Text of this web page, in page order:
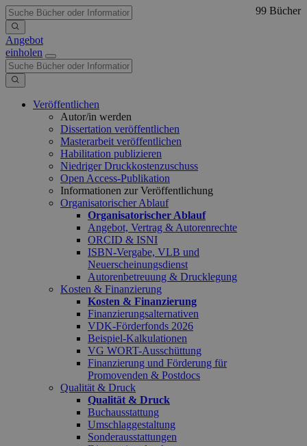
Angebot
einholen
Veröffentlichen
Autor/in werden
Dissertation veröffentlichen
Masterarbeit veröffentlichen
Habilitation publizieren
Niedriger Druckkostenzuschuss
Open Access-Publikation
Informationen zur Veröffentlichung
Organisatorischer Ablauf
Organisatorischer Ablauf
Angebot, Vertrag & Autorenrechte
ORCID & ISNI
ISBN-Vergabe, VLB und
Neuerscheinungsdienst
Autorenbetreuung & Drucklegung
Kosten & Finanzierung
Kosten & Finanzierung
Finanzierungsalternativen
VDK-Förderfonds 2026
Beispiel-Kalkulationen
VG WORT-Ausschüttung
Finanzierung und Förderung für
Promovenden & Postdocs
Qualität & Druck
Qualität & Druck
Buchausstattung
Umschlaggestaltung
Sonderausstattungen
99 Bücher